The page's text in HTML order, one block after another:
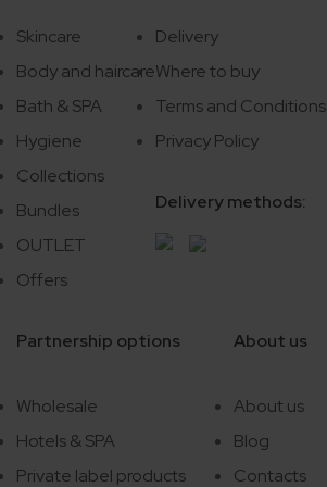
Skincare
Body and haircare
Bath & SPA
Hygiene
Collections
Bundles
OUTLET
Offers
Delivery
Where to buy
Terms and Conditions
Privacy Policy
Delivery methods:
Partnership options
Wholesale
Hotels & SPA
Private label products
About us
About us
Blog
Contacts